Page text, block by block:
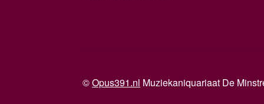
©Opus391.nl Muziekaniquariaat De